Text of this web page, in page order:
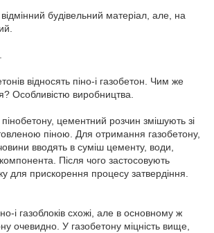
будівельний матеріал, але, на
відносять піно-і газобетон. Чим же
Особливістю виробництва.
цементний розчин змішують зі
піною. Для отримання газобетону,
вводять в суміш цементу, води,
Після чого застосовують
для прискорення процесу затвердіння.
і газоблоків схожі, але в основному ж
очевидно. У газобетону міцність вище,